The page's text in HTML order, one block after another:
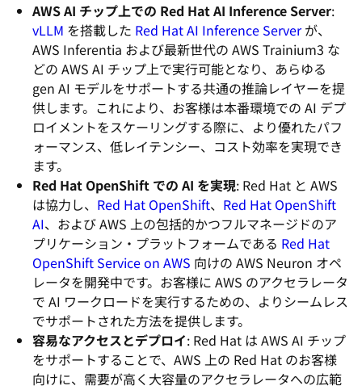
AWS AI チップ上での Red Hat AI Inference Server:
vLLM を搭載した Red Hat AI Inference Serverが、
AWS Inferentia および最新世代の AWS Trainium3 な
どの AWS AI チップ上で実行可能となり、あらゆる
gen AI モデルをサポートする共通の推論レイヤーを提
供します。これにより、お客様は本番環境での AI デプ
ロイメントをスケーリングする際に、より優れたパフ
ォーマンス、低レイテンシー、コスト効率を実現でき
ます。
Red Hat OpenShift での AI を実現: Red Hat と AWS
は協力し、 Red Hat OpenShift、 Red Hat OpenShift
AI、および AWS 上の包括的かつフルマネージドのア
プリケーション・プラットフォームである Red Hat
OpenShift Service on AWS 向けの AWS Neuron オペ
レータを開発中です。お客様に AWS のアクセラレータ
で AI ワークロードを実行するための、よりシームレス
でサポートされた方法を提供します。
容易なアクセスとデプロイ: Red Hat は AWS AI チップ
をサポートすることで、AWS 上の Red Hat のお客様
向けに、需要が高く大容量のアクセラレータへの広範